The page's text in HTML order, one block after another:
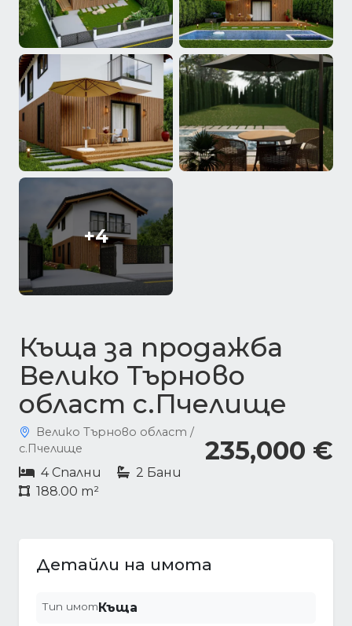
+4
Къща за продажба
Велико Търново
област с.Пчелище
235,000 €
Велико Търново област /
с.Пчелище
4 Спални
2 Бани
188.00 m²
Детайли на имота
Тип имотКъща